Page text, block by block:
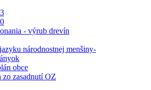
- výrub drevín
národnostnej menšiny-
obce
zo zasadnutí OZ